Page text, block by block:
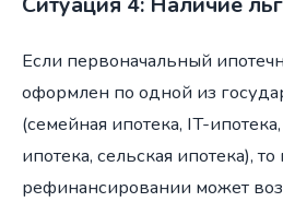
Если первоначальный
оформлен по одной из
(семейная ипотека, IT-
ипотека, сельская ипотека),
рефинансировании может